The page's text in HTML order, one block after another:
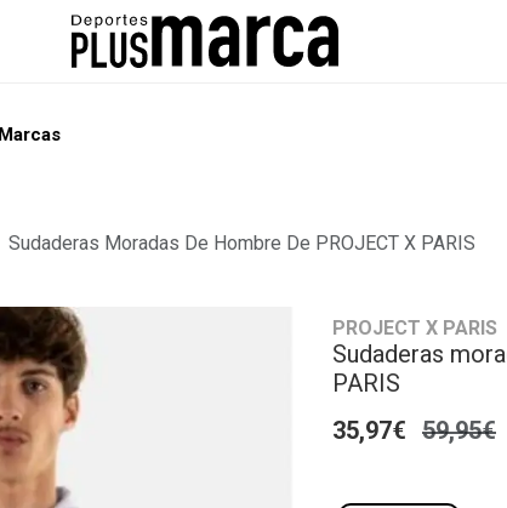
Marcas
Sudaderas Moradas De Hombre De PROJECT X PARIS
PROJECT X PARIS
Sudaderas
PARIS
35,97€ 59,95€